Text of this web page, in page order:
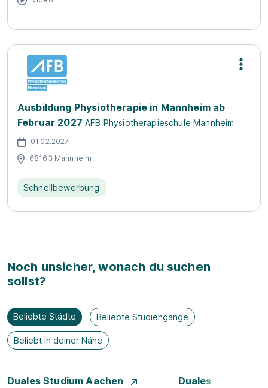
Ausbildung Physiotherapie in Mannheim ab
Februar 2027 AFB Physiotherapieschule Mannheim
01.02.2027
68163 Mannheim
Schnellbewerbung
Noch unsicher, wonach du suchen
sollst?
Beliebte Städte Beliebte Studiengänge
Beliebt in deiner Nähe
Duales Studium Aachen
Duales Studium